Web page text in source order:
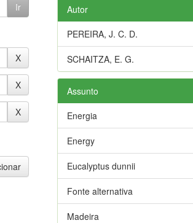
Autor
PEREIRA, J. C. D.
SCHAITZA, E. G.
Assunto
Energia
Energy
Eucalyptus dunnii
Fonte alternativa
Madeira